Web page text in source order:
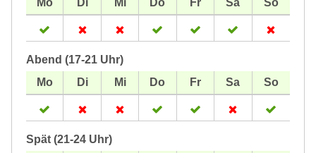
Abend (17-21 Uhr)
Spät (21-24 Uhr)